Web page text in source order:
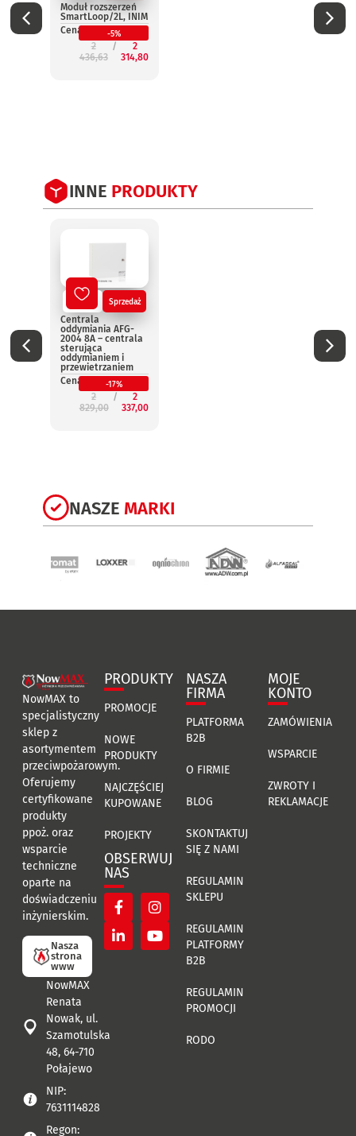
Moduł rozszerzeń
SmartLoop/2L, INIM
Cena:
-5%
2
436,63
2
314,80
INIM
INNE PRODUKTY
Nowy Sprzedaż
Centrala
oddymiania AFG-
2004 8A – centrala
sterująca
oddymianiem i
przewietrzaniem
Cena:
-17%
2
829,00
2
337,00
NASZE MARKI
NowMAX to
specjalistyczny
sklep z
asortymentem
przeciwpożarowym.
Oferujemy
certyfikowane
produkty
ppoż. oraz
wsparcie
techniczne
oparte na
doświadczeniu
inżynierskim.
Nasza
strona
www
NowMAX
Renata
Nowak, ul.
Szamotulska
48, 64-710
Połajewo
NIP:
7631114828
Regon:
PRODUKTY
PROMOCJE
NOWE
PRODUKTY
NAJCZĘŚCIEJ
KUPOWANE
PROJEKTY
OBSERWUJ
NAS
NASZA
FIRMA
PLATFORMA
B2B
O FIRMIE
BLOG
SKONTAKTUJ
SIĘ Z NAMI
REGULAMIN
SKLEPU
REGULAMIN
PLATFORMY
B2B
REGULAMIN
PROMOCJI
RODO
MOJE
KONTO
ZAMÓWIENIA
WSPARCIE
ZWROTY I
REKLAMACJE